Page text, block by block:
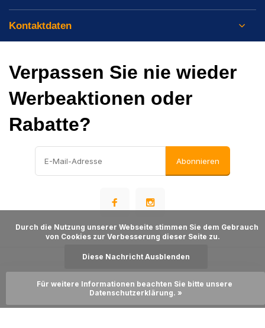
Zum Warenkorb hinzufügen
Kontaktdaten
Verpassen Sie nie wieder
Werbeaktionen oder
Rabatte?
Abonnieren
Sitemap
© Warehousesupply- Theme made byWebdinge
von Cookies zur Verbesserung dieser Seite zu.
Diese Nachricht Ausblenden
Für weitere Informationen beachten Sie bitte unsere
Datenschutzerklärung. »